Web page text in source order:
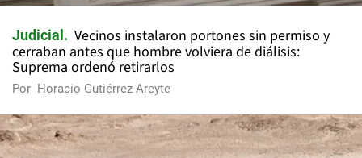
Judicial
Vecinos instalaron portones sin permiso y
cerraban antes que hombre volviera de diálisis:
Suprema ordenó retirarlos
Por Horacio Gutiérrez Areyte